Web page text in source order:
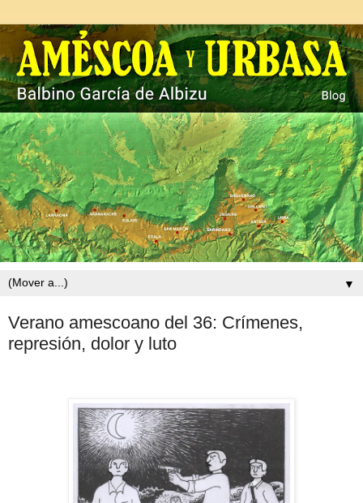
▼
Verano amescoano del 36: Crímenes,
represión, dolor y luto